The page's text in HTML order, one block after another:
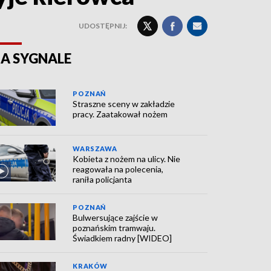
UDOSTĘPNIJ:
SYGNALE
POZNAŃ
Straszne sceny w zakładzie
pracy. Zaatakował nożem
WARSZAWA
Kobieta z nożem na ulicy. Nie
reagowała na polecenia,
raniła policjanta
POZNAŃ
Bulwersujące zajście w
poznańskim tramwaju.
Świadkiem radny [WIDEO]
KRAKÓW